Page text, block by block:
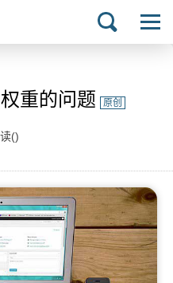
重的问题 原创
()